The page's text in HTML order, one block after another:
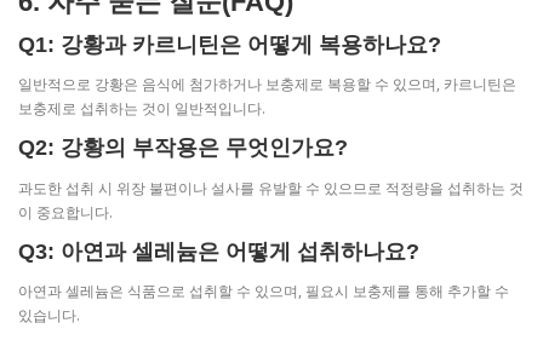
Q1: 강황과 카르니틴은 어떻게 복용하나요?
일반적으로 강황은 음식에 첨가하거나 보충제로 복용할 수 있으며, 카르니틴은
보충제로 섭취하는 것이 일반적입니다.
Q2: 강황의 부작용은 무엇인가요?
과도한 섭취 시 위장 불편이나 설사를 유발할 수 있으므로 적정량을 섭취하는 것
이 중요합니다.
Q3: 아연과 셀레늄은 어떻게 섭취하나요?
아연과 셀레늄은 식품으로 섭취할 수 있으며, 필요시 보충제를 통해 추가할 수
있습니다.